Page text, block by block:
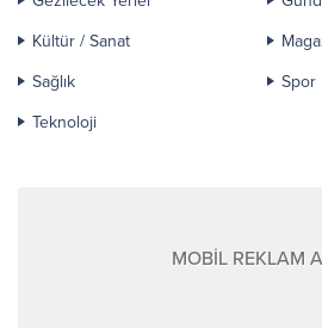
Kültür / Sanat
Sağlık
Spor
Teknoloji
MOBİL REKLAM